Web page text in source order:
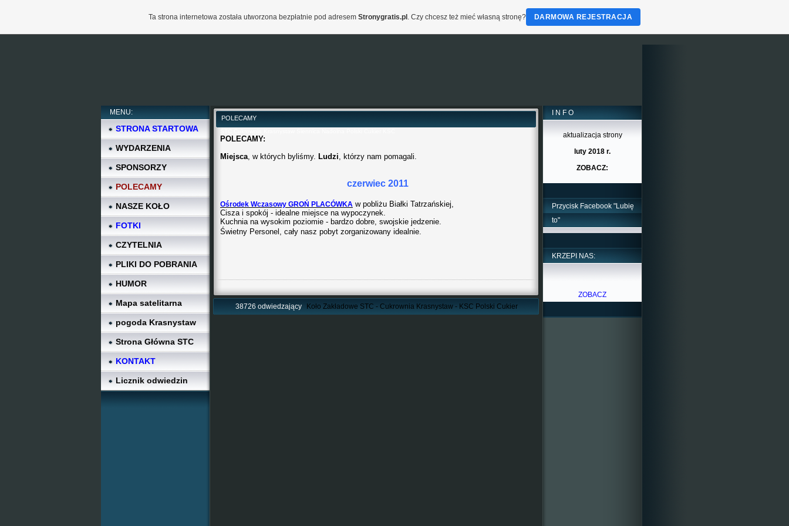
MENU:
STRONA STARTOWA
WYDARZENIA
SPONSORZY
POLECAMY
NASZE KOŁO
FOTKI
CZYTELNIA
PLIKI DO POBRANIA
HUMOR
Mapa satelitarna
pogoda Krasnystaw
Strona Główna STC
KONTAKT
Licznik odwiedzin
POLECAMY
POLECAMY:
Miejsca, w których byliśmy. Ludzi, którzy nam pomagali.
czerwiec 2011
Ośrodek Wczasowy GROŃ PLACÓWKA w pobliżu Białki Tatrzańskiej,
Cisza i spokój - idealne miejsce na wypoczynek.
Kuchnia na wysokim poziomie - bardzo dobre, swojskie jedzenie.
Świetny Personel, cały nasz pobyt zorganizowany idealnie.
38726 odwiedzający Koło Zakładowe STC - Cukrownia Krasnystaw - KSC Polski Cukier
I N F O
aktualizacja strony
luty 2018 r.
ZOBACZ:
Przycisk Facebook "Lubię
to"
KRZEPI NAS:
ZOBACZ
Ta strona internetowa została utworzona bezpłatnie pod adresem Stronygratis.pl . Czy chcesz też mieć własną stronę? DARMOWA REJESTRACJA